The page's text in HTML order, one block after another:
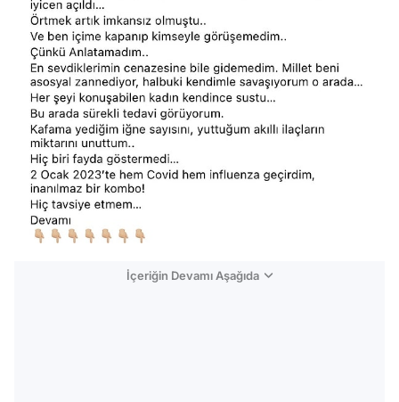
İçeriğin Devamı Aşağıda